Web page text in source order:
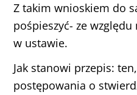
Z takim wnioskiem do
pośpieszyć- ze
w ustawie.
Jak stanowi przepis:
postępowania o